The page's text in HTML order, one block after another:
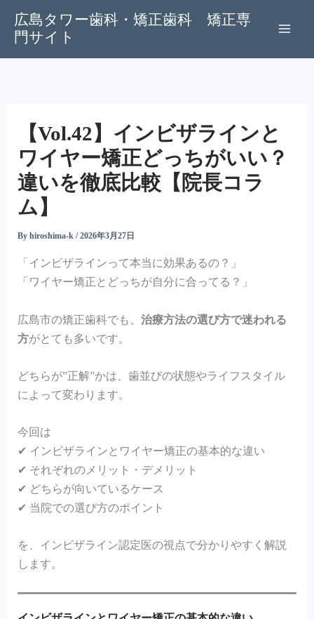
広島タワー歯科・矯正歯科 矯正専
門サイト
【Vol.42】インビザラインと
ワイヤー矯正どっちがいい？
違いを徹底比較【院長コラ
ム】
Byhiroshima-k/2026年3月27日
「インビザラインって本当に効果あるの？」
「ワイヤー矯正とどっちが自分に合ってる？」
広島市の矯正歯科でも、治療方法の選び方で迷われる
方がとても多いです。
どちらが”正解”かは、歯並びの状態やライフスタイル
によって変わります。
今回は
✔ インビザラインとワイヤー矯正の基本的な違い
✔ それぞれのメリット・デメリット
✔ どちらが向いているケース
✔ 当院での選び方のポイント
を、インビザライン認定医の視点で分かりやすく解説
します。